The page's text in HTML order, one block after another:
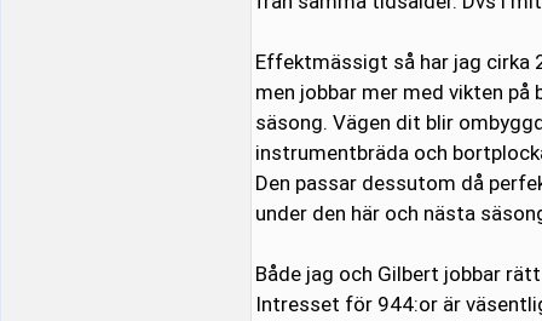
Effektmässigt så har jag cirka
men jobbar mer med vikten
säsong. Vägen dit blir
instrumentbräda och
Den passar dessutom då
under den här och nästa
Både jag och Gilbert jobbar
Intresset för 944:or är